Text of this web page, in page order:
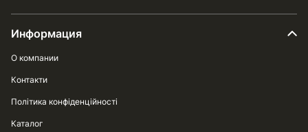
Информация
О компании
Контакти
Політика конфіденційності
Каталог